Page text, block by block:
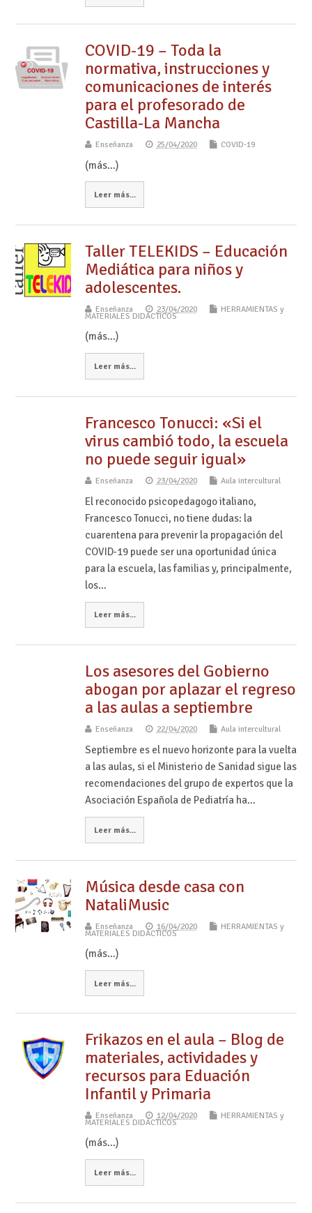
COVID-19 – Toda la
normativa, instrucciones y
comunicaciones de interés
para el profesorado de
Castilla-La Mancha
Enseñanza 25/04/2020 COVID-19
(más…)
Leer más...
Taller TELEKIDS – Educación
Mediática para niños y
adolescentes.
Enseñanza 23/04/2020 HERRAMIENTAS y
MATERIALES DIDÁCTICOS
(más…)
Leer más...
Francesco Tonucci: «Si el
virus cambió todo, la escuela
no puede seguir igual»
Enseñanza 23/04/2020 Aula intercultural
El reconocido psicopedagogo italiano,
Francesco Tonucci, no tiene dudas: la
cuarentena para prevenir la propagación del
COVID-19 puede ser una oportunidad única
para la escuela, las familias y, principalmente,
los…
Leer más...
Los asesores del Gobierno
abogan por aplazar el regreso
a las aulas a septiembre
Enseñanza 22/04/2020 Aula intercultural
Septiembre es el nuevo horizonte para la vuelta
a las aulas, si el Ministerio de Sanidad sigue las
recomendaciones del grupo de expertos que la
Asociación Española de Pediatría ha…
Leer más...
Música desde casa con
NataliMusic
Enseñanza 16/04/2020 HERRAMIENTAS y
MATERIALES DIDÁCTICOS
(más…)
Leer más...
Frikazos en el aula – Blog de
materiales, actividades y
recursos para Eduación
Infantil y Primaria
Enseñanza 12/04/2020 HERRAMIENTAS y
MATERIALES DIDÁCTICOS
(más…)
Leer más...